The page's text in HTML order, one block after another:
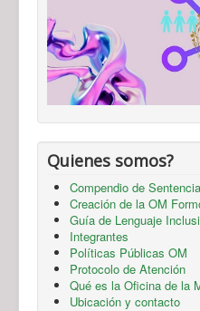
Quienes somos?
Compendio de
Creación de la OM
Guía de Lenguaje
Integrantes
Políticas Públicas OM
Protocolo de Atención
Qué es la Oficina de la
Ubicación y contacto